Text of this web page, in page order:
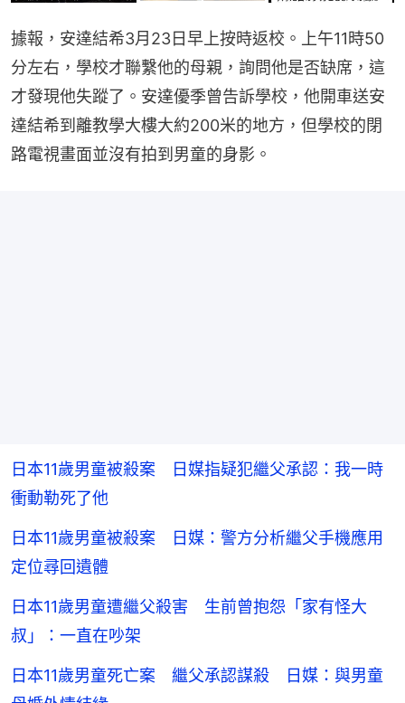
據報，安達結希3月23日早上按時返校。上午11時50
分左右，學校才聯繫他的母親，詢問他是否缺席，這
才發現他失蹤了。安達優季曾告訴學校，他開車送安
達結希到離教學大樓大約200米的地方，但學校的閉
路電視畫面並沒有拍到男童的身影。
日本11歲男童被殺案 日媒指疑犯繼父承認：我一時
衝動勒死了他
日本11歲男童被殺案 日媒：警方分析繼父手機應用
定位尋回遺體
日本11歲男童遭繼父殺害 生前曾抱怨「家有怪大
叔」：一直在吵架
日本11歲男童死亡案 繼父承認謀殺 日媒：與男童